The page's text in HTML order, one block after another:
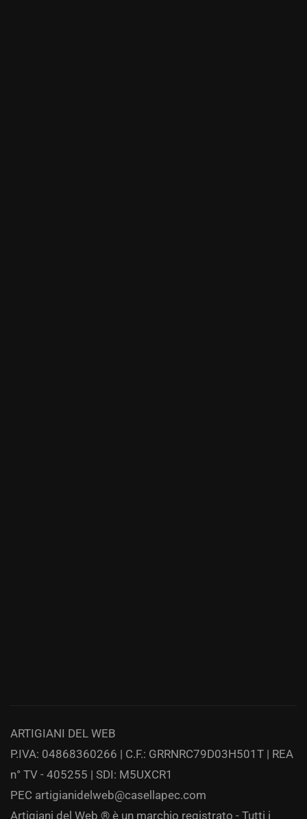
ARTIGIANI DEL WEB
P.IVA: 04868360266 | C.F.: GRRNRC79D03H501T | REA
n° TV - 405255 | SDI: M5UXCR1
PEC artigianidelweb@casellapec.com
Artigiani del Web ® è un marchio registrato - Tutti i